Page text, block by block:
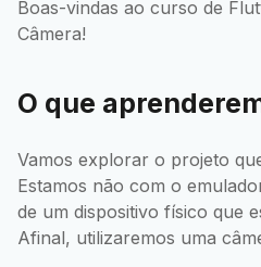
Boas-vindas ao curso de
Câmera!
O que
Vamos explorar o projeto
Estamos não com o
de um dispositivo físico que
Afinal, utilizaremos uma